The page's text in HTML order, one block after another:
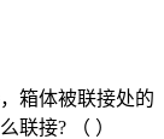
箱体被联接处的
联接? （ ）